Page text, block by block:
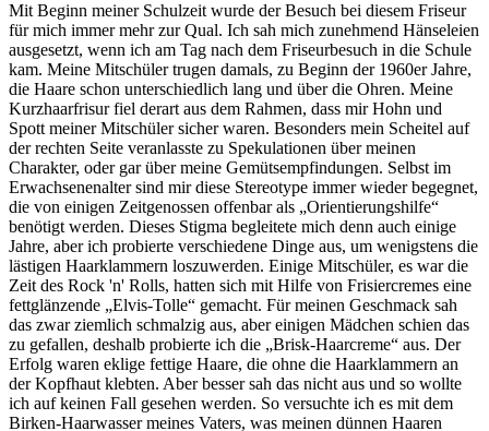
Mit Beginn meiner Schulzeit wurde der Besuch bei diesem Friseur
für mich immer mehr zur Qual. Ich sah mich zunehmend Hänseleien
ausgesetzt, wenn ich am Tag nach dem Friseurbesuch in die Schule
kam. Meine Mitschüler trugen damals, zu Beginn der 1960er Jahre,
die Haare schon unterschiedlich lang und über die Ohren. Meine
Kurzhaarfrisur fiel derart aus dem Rahmen, dass mir Hohn und
Spott meiner Mitschüler sicher waren. Besonders mein Scheitel auf
der rechten Seite veranlasste zu Spekulationen über meinen
Charakter, oder gar über meine Gemütsempfindungen. Selbst im
Erwachsenenalter sind mir diese Stereotype immer wieder begegnet,
die von einigen Zeitgenossen offenbar als
Orientierungshilfe
benötigt werden. Dieses Stigma begleitete mich denn auch einige
Jahre, aber ich probierte verschiedene Dinge aus, um wenigstens die
lästigen Haarklammern loszuwerden. Einige Mitschüler, es war die
Zeit des Rock 'n' Rolls, hatten sich mit Hilfe von Frisiercremes eine
fettglänzende
Elvis-Tolle
gemacht. Für meinen Geschmack sah
das zwar ziemlich schmalzig aus, aber einigen Mädchen schien das
zu gefallen, deshalb probierte ich die
Brisk-Haarcreme
aus. Der
Erfolg waren eklige fettige Haare, die ohne die Haarklammern an
der Kopfhaut klebten. Aber besser sah das nicht aus und so wollte
ich auf keinen Fall gesehen werden. So versuchte ich es mit dem
Birken-Haarwasser meines Vaters, was meinen dünnen Haaren